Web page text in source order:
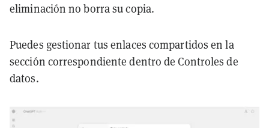
eliminación no borra su copia.
Puedes gestionar tus enlaces compartidos en la
sección correspondiente dentro de Controles de
datos.